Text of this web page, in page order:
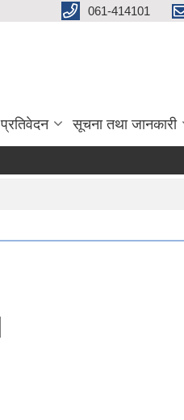
061-414101
प्रतिवेदन सूचना तथा जानकारी